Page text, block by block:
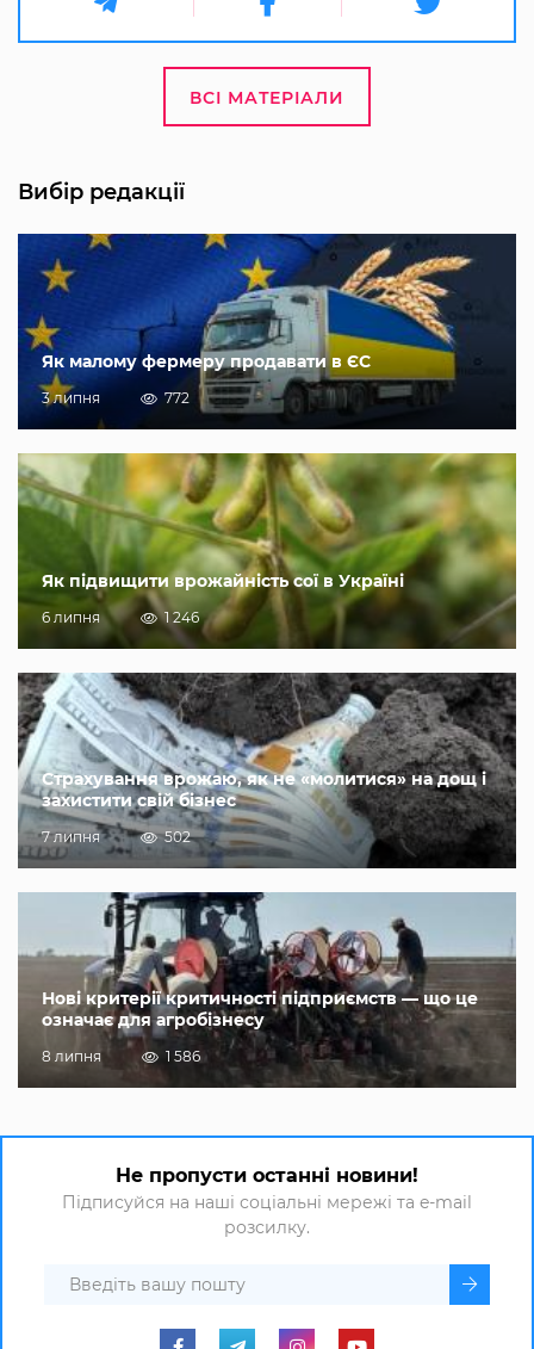
ВСІ МАТЕРІАЛИ
Вибір редакції
Як малому фермеру продавати в ЄС
3 липня 772
Як підвищити врожайність сої в Україні
6 липня 1 246
Страхування врожаю, як не «молитися» на дощ і
захистити свій бізнес
7 липня 502
Нові критерії критичності підприємств — що це
означає для агробізнесу
8 липня 1 586
Не пропусти останні новини!
Підписуйся на наші соціальні мережі та e-mail
розсилку.